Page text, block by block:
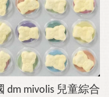
dm mivolis 兒童綜合